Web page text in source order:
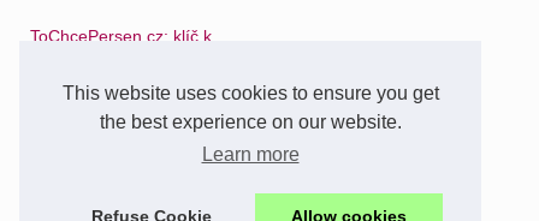
This website uses cookies to ensure you get
the best experience on our website.
Learn more
Refuse Cookie Allow cookies
ToChcePersen.cz: klíč k...
Síla bylinné medicíny:...
Léky